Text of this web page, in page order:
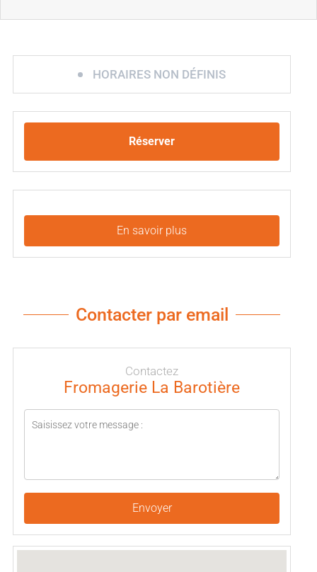
HORAIRES NON DÉFINIS
Réserver
En savoir plus
Contacter par email
Contactez
Fromagerie La Barotière
Envoyer